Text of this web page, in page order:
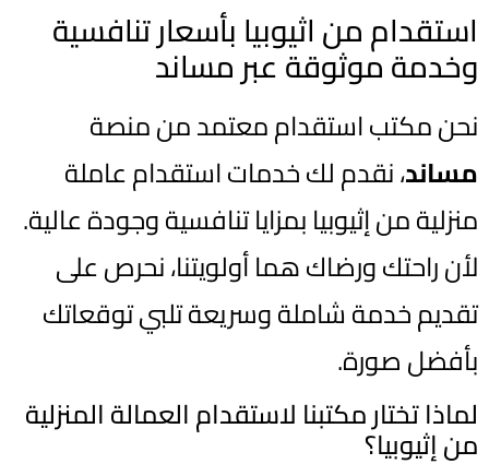
استقدام من اثيوبيا بأسعار تنافسية
وخدمة موثوقة عبر مساند
نحن مكتب استقدام معتمد من منصة
مساند، نقدم لك خدمات استقدام عاملة
منزلية من إثيوبيا بمزايا تنافسية وجودة عالية.
لأن راحتك ورضاك هما أولويتنا، نحرص على
تقديم خدمة شاملة وسريعة تلبي توقعاتك
بأفضل صورة.
لماذا تختار مكتبنا لاستقدام العمالة المنزلية
من إثيوبيا؟